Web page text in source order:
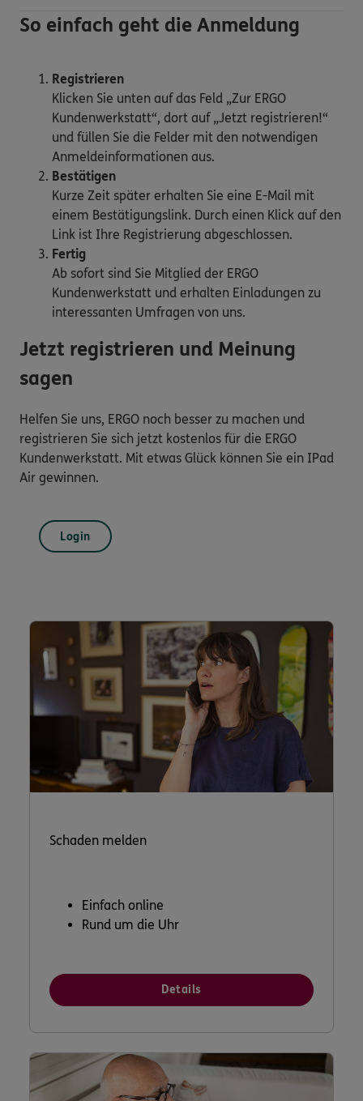
So einfach geht die Anmeldung
Registrieren
Klicken Sie unten auf das Feld „Zur ERGO
Kundenwerkstatt“, dort auf „Jetzt registrieren!“
und füllen Sie die Felder mit den notwendigen
Anmeldeinformationen aus.
Bestätigen
Kurze Zeit später erhalten Sie eine E-Mail mit
einem Bestätigungslink. Durch einen Klick auf den
Link ist Ihre Registrierung abgeschlossen.
Fertig
Ab sofort sind Sie Mitglied der ERGO
Kundenwerkstatt und erhalten Einladungen zu
interessanten Umfragen von uns.
Jetzt registrieren und Meinung
sagen
Helfen Sie uns, ERGO noch besser zu machen und
registrieren Sie sich jetzt kostenlos für die ERGO
Kundenwerkstatt. Mit etwas Glück können Sie ein IPad
Air gewinnen.
Login
Schaden melden
Einfach online
Rund um die Uhr
Details